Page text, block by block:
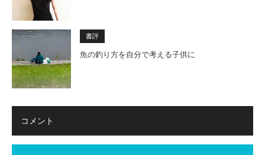
書評
魚の釣り方を自分で考える子供に
コメント